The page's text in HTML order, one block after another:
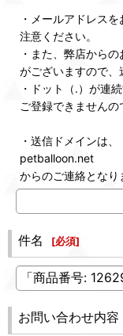
・メールアドレス
注意ください。
・また、弊店から
がございますので、
・ドット（.）が連
ご登録できませんの
・送信ドメイン
petballoon.net
からのご連絡となり
件名 [必須]
お問い合わせ内容